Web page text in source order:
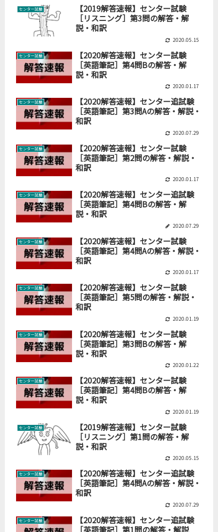
センター試験
【2019解答速報】センター試験
［リスニング］第3問の解答・解
説・和訳
2020.05.15
センター試験
【2020解答速報】センター試験
［英語筆記］第4問Bの解答・解
説・和訳
2020.01.17
センター試験
【2020解答速報】センター追試験
［英語筆記］第3問Aの解答・解説・
和訳
2020.07.29
センター試験
【2020解答速報】センター試験
［英語筆記］第2問の解答・解説・
和訳
2020.01.17
センター試験
【2020解答速報】センター追試験
［英語筆記］第4問Bの解答・解
説・和訳
2020.07.29
センター試験
【2020解答速報】センター試験
［英語筆記］第4問Aの解答・解説・
和訳
2020.01.17
センター試験
【2020解答速報】センター試験
［英語筆記］第5問の解答・解説・
和訳
2020.01.19
センター試験
【2020解答速報】センター試験
［英語筆記］第3問Bの解答・解
説・和訳
2020.01.22
センター試験
【2020解答速報】センター試験
［英語筆記］第4問Bの解答・解
説・和訳
2020.01.19
センター試験
【2019解答速報】センター試験
［リスニング］第1問の解答・解
説・和訳
2020.05.15
センター試験
【2020解答速報】センター追試験
［英語筆記］第4問Aの解答・解説・
和訳
2020.07.29
センター試験
【2020解答速報】センター追試験
［英語筆記］第1問の解答・解説